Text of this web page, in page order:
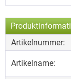
Artikelnummer:
Artikelname: